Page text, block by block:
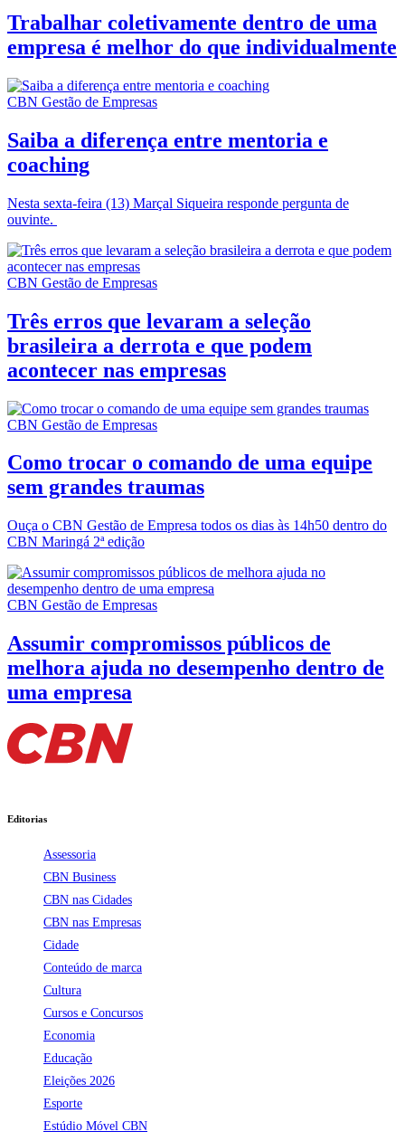
Trabalhar coletivamente dentro de uma
empresa é melhor do que individualmente
CBN Gestão de Empresas
Saiba a diferença entre mentoria e
coaching
Nesta sexta-feira (13) Marçal Siqueira responde pergunta de
ouvinte.
CBN Gestão de Empresas
Três erros que levaram a seleção
brasileira a derrota e que podem
acontecer nas empresas
CBN Gestão de Empresas
Como trocar o comando de uma equipe
sem grandes traumas
Ouça o CBN Gestão de Empresa todos os dias às 14h50 dentro do
CBN Maringá 2ª edição
CBN Gestão de Empresas
Assumir compromissos públicos de
melhora ajuda no desempenho dentro de
uma empresa
Editorias
Assessoria
CBN Business
CBN nas Cidades
CBN nas Empresas
Cidade
Conteúdo de marca
Cultura
Cursos e Concursos
Economia
Educação
Eleições 2026
Esporte
Estúdio Móvel CBN